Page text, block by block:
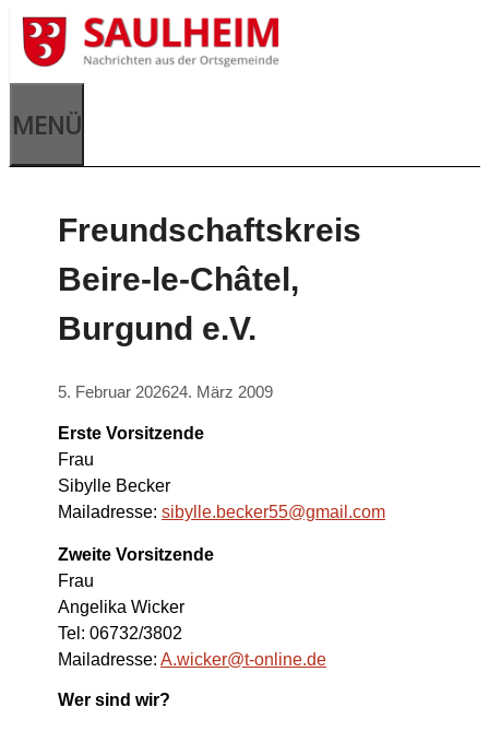
MENÜ
Freundschaftskreis
Beire-le-Châtel,
Burgund e.V.
5. Februar 202624. März 2009
Erste Vorsitzende
Frau
Sibylle Becker
Mailadresse: sibylle.becker55@gmail.com
Zweite Vorsitzende
Frau
Angelika Wicker
Tel: 06732/3802
Mailadresse: A.wicker@t-online.de
Wer sind wir?